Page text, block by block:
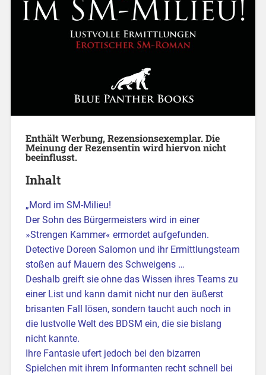
Enthält Werbung, Rezensionsexemplar. Die
Meinung der Rezensentin wird hiervon nicht
beeinflusst.
Inhalt
„Mord im SM-Milieu!
Der Sohn des Bürgermeisters wird in einer
»Strengen Kammer« ermordet aufgefunden.
Detective Doreen Salomon und ihr Ermittlungsteam
stoßen auf Mauern des Schweigens …
Deshalb greift sie ohne das Wissen ihres Teams zu
einer List und kann damit nicht nur den äußerst
brisanten Fall lösen, sondern taucht auch noch in
die lustvolle Welt des BDSM ein, die sie bislang
nicht kannte.
Ihre Fantasie ufert jedoch bei den bizarren
Spielchen mit ihrem Informanten recht schnell bei